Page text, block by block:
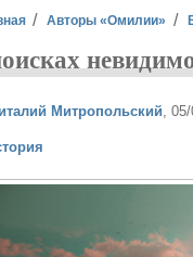
Авторы «Омилии»
Митропольский ,